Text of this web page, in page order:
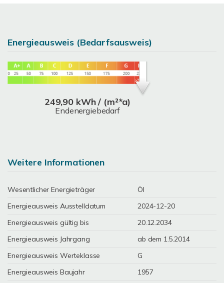
Energieausweis (Bedarfsausweis)
249,90 kWh / (m²*a)
Endenergiebedarf
Weitere Informationen
Wesentlicher Energieträger
Öl
Energieausweis Ausstelldatum
2024-12-20
Energieausweis gültig bis
20.12.2034
Energieausweis Jahrgang
ab dem 1.5.2014
Energieausweis Werteklasse
G
Energieausweis Baujahr
1957